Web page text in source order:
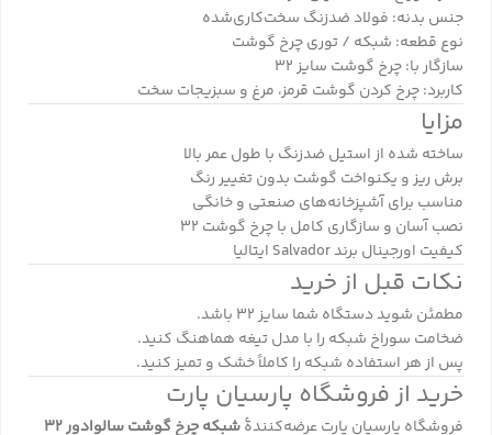
جنس بدنه: فولاد ضدزنگ سخت‌کاری‌شده
نوع قطعه: شبکه / توری چرخ گوشت
سازگار با: چرخ گوشت سایز ۳۲
کاربرد: چرخ کردن گوشت قرمز، مرغ و سبزیجات سخت
مزایا
ساخته شده از استیل ضدزنگ با طول عمر بالا
برش ریز و یکنواخت گوشت بدون تغییر رنگ
مناسب برای آشپزخانه‌های صنعتی و خانگی
نصب آسان و سازگاری کامل با چرخ گوشت ۳۲
کیفیت اورجینال برند Salvador ایتالیا
نکات قبل از خرید
مطمئن شوید دستگاه شما سایز ۳۲ باشد.
ضخامت سوراخ شبکه را با مدل تیغه هماهنگ کنید.
پس از هر استفاده شبکه را کاملاً خشک و تمیز کنید.
خرید از فروشگاه پارسیان پارت
فروشگاه پارسیان پارتعرضه‌کنندهٔ شبکه چرخ گوشت سالوادور ۳۲